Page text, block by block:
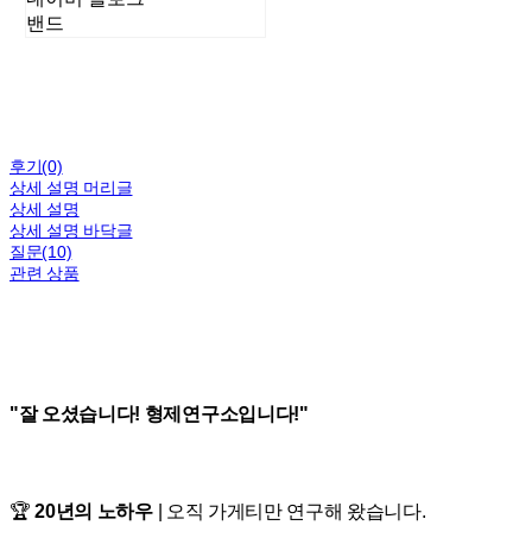
밴드
후기(0)
상세 설명 머리글
상세 설명
상세 설명 바닥글
질문(10)
관련 상품
"잘 오셨습니다! 형제연구소입니다!"
🏆20년의 노하우| 오직 가게티만 연구해 왔습니다.